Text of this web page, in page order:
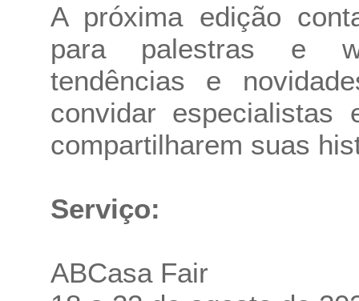
A próxima edição
para palestras e
tendências e
convidar
compartilharem suas
Serviço:
ABCasa Fair